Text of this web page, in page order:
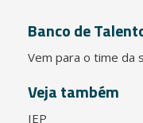
Banco de
Vem para o time da
Veja também
IEP